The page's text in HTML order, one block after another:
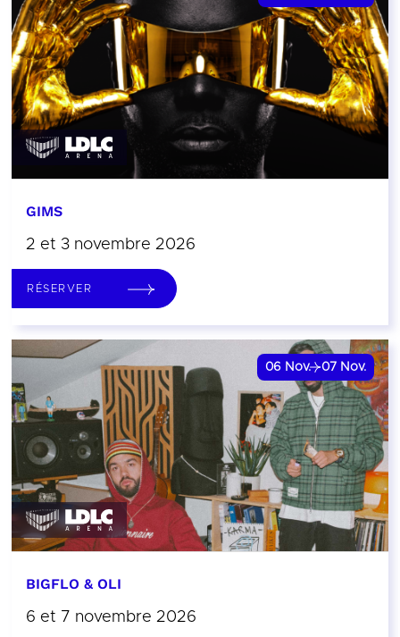
GIMS
2 et 3 novembre 2026
RÉSERVER
06 Nov. 07 Nov.
BIGFLO & OLI
6 et 7 novembre 2026